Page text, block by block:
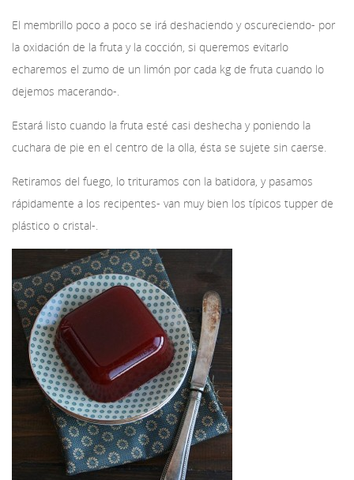
El membrillo poco a poco se irá deshaciendo y oscureciendo- por
la oxidación de la fruta y la cocción, si queremos evitarlo
echaremos el zumo de un limón por cada kg de fruta cuando lo
dejemos macerando-.
Estará listo cuando la fruta esté casi deshecha y poniendo la
cuchara de pie en el centro de la olla, ésta se sujete sin caerse.
Retiramos del fuego, lo trituramos con la batidora, y pasamos
rápidamente a los recipentes- van muy bien los típicos tupper de
plástico o cristal-.